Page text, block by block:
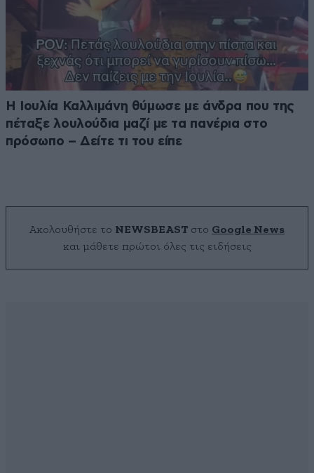
Η Ιουλία Καλλιμάνη θύμωσε με άνδρα που της
πέταξε λουλούδια μαζί με τα πανέρια στο
πρόσωπο – Δείτε τι του είπε
Ακολουθήστε το NEWSBEAST στο Google News
και μάθετε πρώτοι όλες τις ειδήσεις